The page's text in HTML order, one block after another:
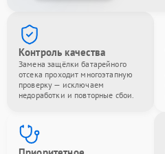
Контроль качества
Замена защёлки батарейного
отсека проходит многоэтапную
проверку — исключаем
недоработки и повторные сбои.